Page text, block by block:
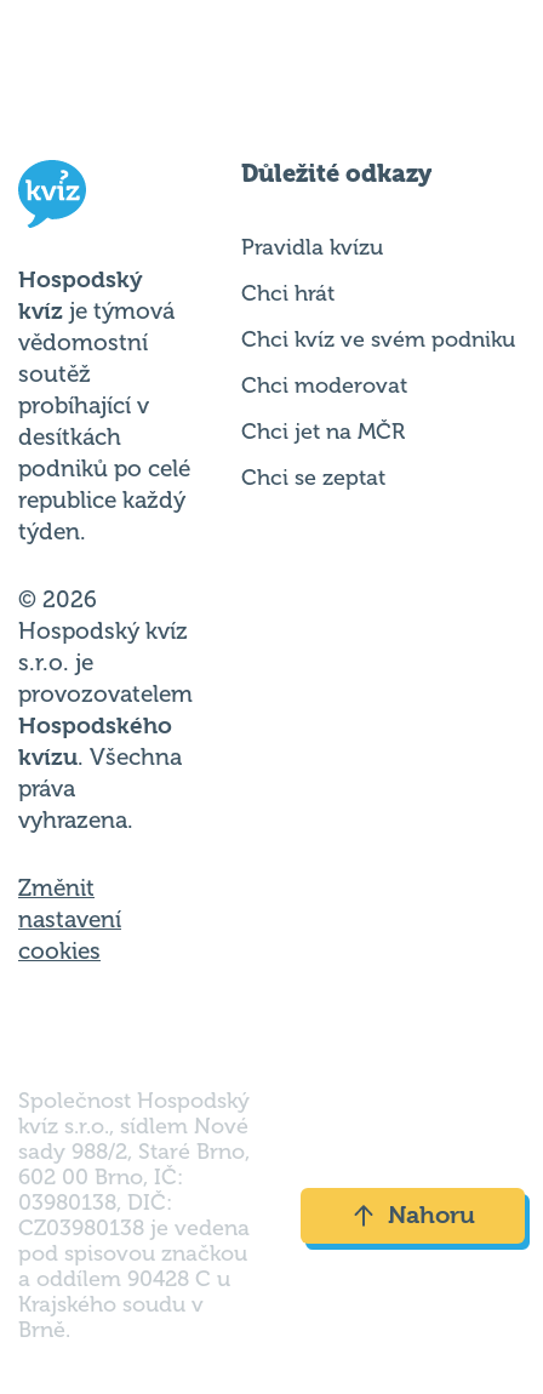
Hospodský
kvíz je týmová
vědomostní
soutěž
probíhající v
desítkách
podniků po celé
republice každý
týden.
© 2026
Hospodský kvíz
s.r.o. je
provozovatelem
Hospodského
kvízu. Všechna
práva
vyhrazena.
Změnit
nastavení
cookies
Důležité odkazy
Pravidla kvízu
Chci hrát
Chci kvíz ve svém podniku
Chci moderovat
Chci jet na MČR
Chci se zeptat
Společnost Hospodský
kvíz s.r.o., sídlem Nové
sady 988/2, Staré Brno,
602 00 Brno, IČ:
03980138, DIČ:
CZ03980138 je vedena
pod spisovou značkou
a oddílem 90428 C u
Krajského soudu v
Brně.
Nahoru